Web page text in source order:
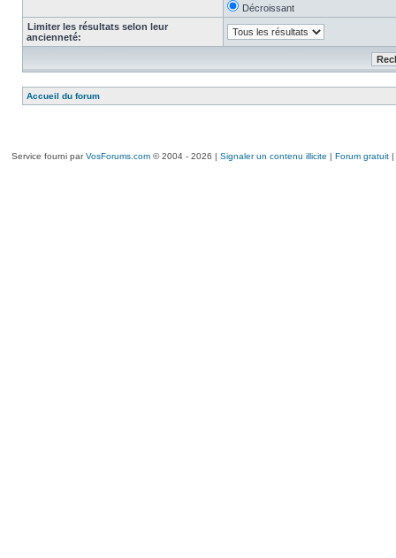
Décroissant
Limiter les résultats selon leur
ancienneté:
Accueil du forum
Service fourni parVosForums.com© 2004 - 2026 | Signaler un contenu illicite | Forum gratuit|